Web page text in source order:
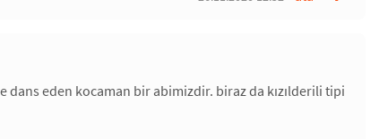
dans eden kocaman bir abimizdir. biraz da kızılderili tipi